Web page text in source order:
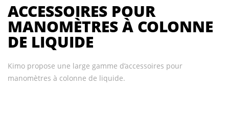
ACCESSOIRES POUR
MANOMÈTRES À COLONNE
DE LIQUIDE
Kimo propose une large gamme d’accessoires pour
manomètres à colonne de liquide.